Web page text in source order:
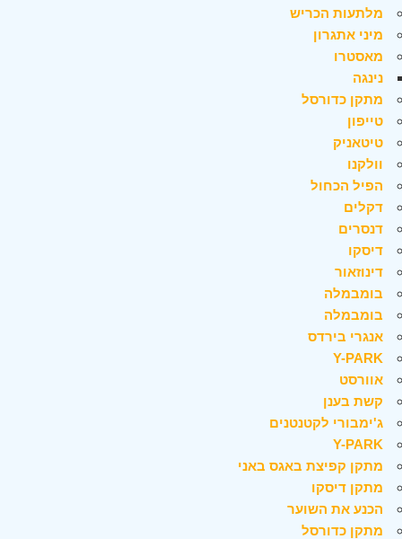
מלתעות הכריש
מיני אתגרון
מאסטרו
נינגה
מתקן כדורסל
טייפון
טיטאניק
וולקנו
הפיל הכחול
דקלים
דנסרים
דיסקו
דינוזאור
בומבמלה
בומבמלה
אנגרי בירדס
Y-PARK
אוורסט
קשת בענן
ג'ימבורי לקטנטנים
Y-PARK
מתקן קפיצת באגס באני
מתקן דיסקו
הכנע את השוער
מתקן כדורסל